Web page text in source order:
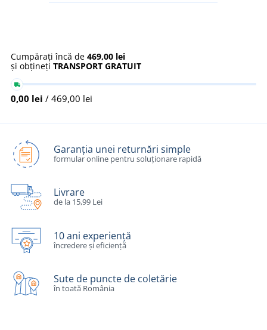
Cumpărați încă de 469,00 lei
și obțineți TRANSPORT GRATUIT
0,00 lei / 469,00 lei
Garanția unei returnări simple
formular online pentru soluționare rapidă
Livrare
de la 15,99 Lei
10 ani experiență
încredere și eficiență
Sute de puncte de coletărie
în toată România